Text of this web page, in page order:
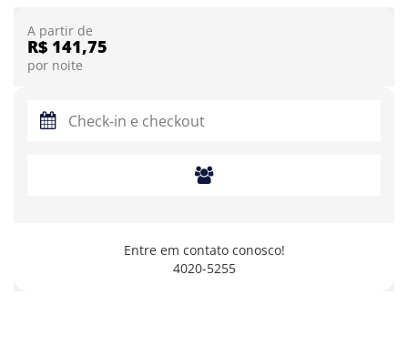
A partir de
R$ 141,75
por noite
Entre em contato conosco!
4020-5255